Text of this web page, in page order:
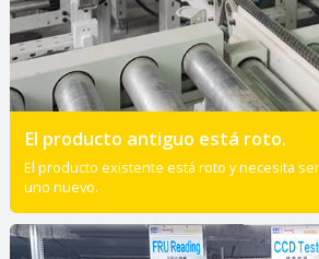
El producto antiguo está roto.
El producto existente está roto y necesita
uno nuevo.